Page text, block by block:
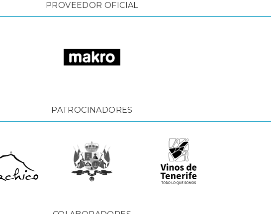
PROVEEDOR OFICIAL
PATROCINADORES